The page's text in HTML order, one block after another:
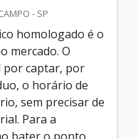
- SP
homologado é o
mercado. O
por captar, por
o horário de
sem precisar de
Para a